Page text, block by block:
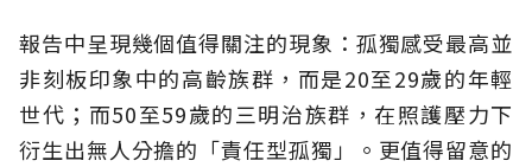
報告中呈現幾個值得關注的現象：孤獨感受最高並
非刻板印象中的高齡族群，而是20至29歲的年輕
世代；而50至59歲的三明治族群，在照護壓力下
衍生出無人分擔的「責任型孤獨」。更值得留意的